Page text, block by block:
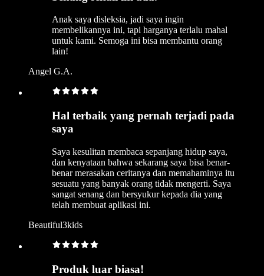
Anak saya disleksia, jadi saya ingin
membelikannya ini, tapi harganya terlalu mahal
untuk kami. Semoga ini bisa membantu orang
lain!
Angel G.A.
Hal terbaik yang pernah terjadi pada
saya
Saya kesulitan membaca sepanjang hidup saya,
dan kenyataan bahwa sekarang saya bisa benar-
benar merasakan ceritanya dan memahaminya itu
sesuatu yang banyak orang tidak mengerti. Saya
sangat senang dan bersyukur kepada dia yang
telah membuat aplikasi ini.
Beautiful3kids
Produk luar biasa!